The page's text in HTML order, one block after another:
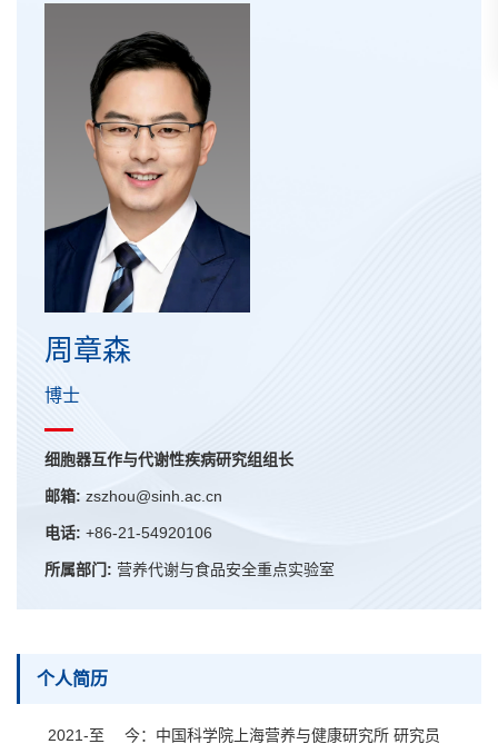
周章森
博士
细胞器互作与代谢性疾病研究组组长
邮箱: zszhou@sinh.ac.cn
电话: +86-21-54920106
所属部门: 营养代谢与食品安全重点实验室
个人简历
2021-至 今：中国科学院上海营养与健康研究所 研究员